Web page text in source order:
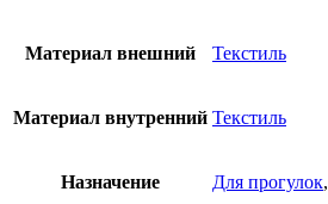
Материал внешний Текстиль
Материал внутренний Текстиль
Назначение Для прогулок,